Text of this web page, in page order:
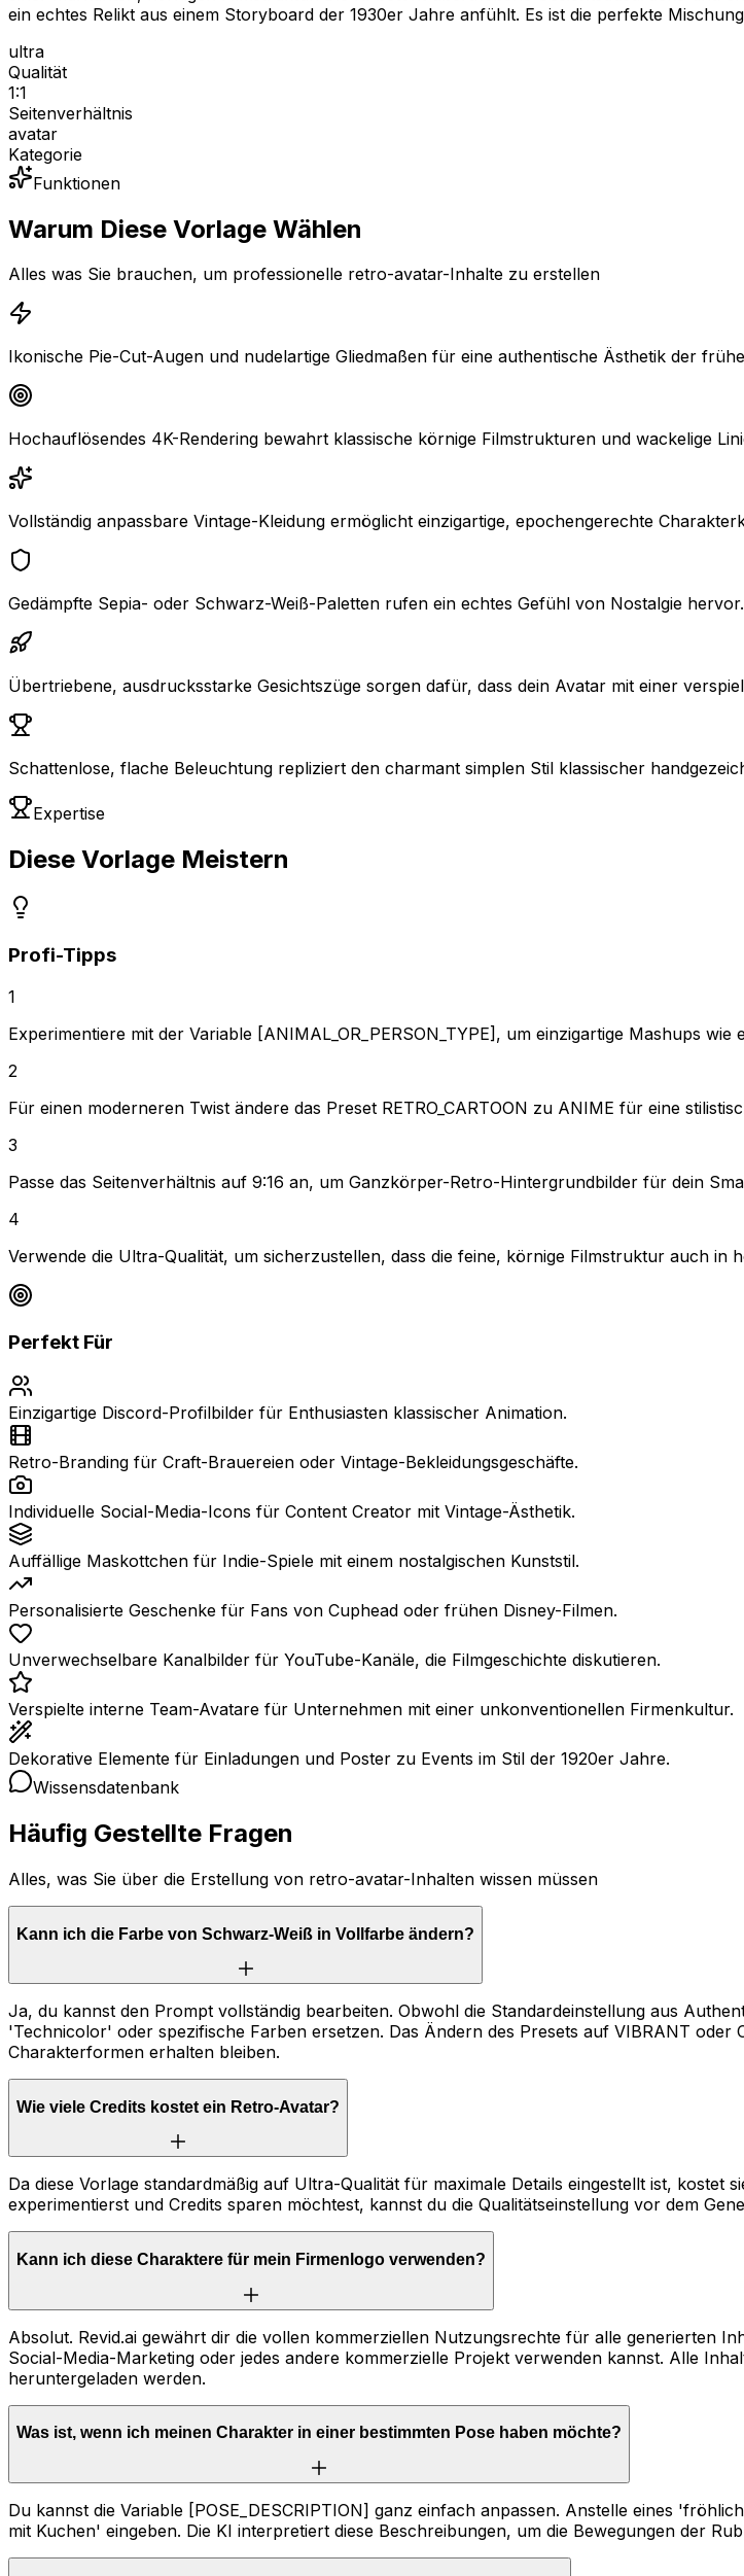
ein echtes Relikt aus einem Storyboard der 1930er Jahre anfühlt. Es ist die perfekte
ultra
Qualität
1:1
Seitenverhältnis
avatar
Kategorie
Funktionen
Warum Diese Vorlage Wählen
Alles was Sie brauchen, um professionelle retro-avatar-Inhalte zu erstellen
Ikonische Pie-Cut-Augen und nudelartige Gliedmaßen für eine authentische Ästhetik der
Hochauflösendes 4K-Rendering bewahrt klassische körnige Filmstrukturen und wackelige
Vollständig anpassbare Vintage-Kleidung ermöglicht einzigartige, epochengerechte
Gedämpfte Sepia- oder Schwarz-Weiß-Paletten rufen ein echtes Gefühl von Nostalgie hervor.
Übertriebene, ausdrucksstarke Gesichtszüge sorgen dafür, dass dein Avatar mit einer
Schattenlose, flache Beleuchtung repliziert den charmant simplen Stil klassischer
Expertise
Diese Vorlage Meistern
Profi-Tipps
1
Experimentiere mit der Variable [ANIMAL_OR_PERSON_TYPE], um einzigartige Mashups
2
Für einen moderneren Twist ändere das Preset RETRO_CARTOON zu ANIME für eine
3
Passe das Seitenverhältnis auf 9:16 an, um Ganzkörper-Retro-Hintergrundbilder für dein
4
Verwende die Ultra-Qualität, um sicherzustellen, dass die feine, körnige Filmstruktur auch in
Perfekt Für
Einzigartige Discord-Profilbilder für Enthusiasten klassischer Animation.
Retro-Branding für Craft-Brauereien oder Vintage-Bekleidungsgeschäfte.
Individuelle Social-Media-Icons für Content Creator mit Vintage-Ästhetik.
Auffällige Maskottchen für Indie-Spiele mit einem nostalgischen Kunststil.
Personalisierte Geschenke für Fans von Cuphead oder frühen Disney-Filmen.
Unverwechselbare Kanalbilder für YouTube-Kanäle, die Filmgeschichte diskutieren.
Verspielte interne Team-Avatare für Unternehmen mit einer unkonventionellen Firmenkultur.
Dekorative Elemente für Einladungen und Poster zu Events im Stil der 1920er Jahre.
Wissensdatenbank
Häufig Gestellte Fragen
Alles, was Sie über die Erstellung von retro-avatar-Inhalten wissen müssen
Kann ich die Farbe von Schwarz-Weiß in Vollfarbe ändern?
Ja, du kannst den Prompt vollständig bearbeiten. Obwohl die Standardeinstellung aus
'Technicolor' oder spezifische Farben ersetzen. Das Ändern des Presets auf VIBRANT
Charakterformen erhalten bleiben.
Wie viele Credits kostet ein Retro-Avatar?
Da diese Vorlage standardmäßig auf Ultra-Qualität für maximale Details eingestellt ist, kostet
experimentierst und Credits sparen möchtest, kannst du die Qualitätseinstellung vor dem
Kann ich diese Charaktere für mein Firmenlogo verwenden?
Absolut. Revid.ai gewährt dir die vollen kommerziellen Nutzungsrechte für alle generierten
Social-Media-Marketing oder jedes andere kommerzielle Projekt verwenden kannst. Alle
heruntergeladen werden.
Was ist, wenn ich meinen Charakter in einer bestimmten Pose haben möchte?
Du kannst die Variable [POSE_DESCRIPTION] ganz einfach anpassen. Anstelle eines
mit Kuchen' eingeben. Die KI interpretiert diese Beschreibungen, um die Bewegungen der